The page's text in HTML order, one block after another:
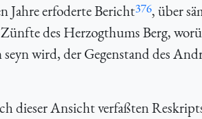
Jahre erfoderte Bericht376, über
des Herzogthums Berg,
wird, der Gegenstand des
dieser Ansicht verfaßten